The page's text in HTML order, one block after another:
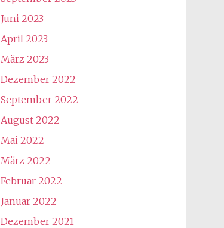
Juni 2023
April 2023
März 2023
Dezember 2022
September 2022
August 2022
Mai 2022
März 2022
Februar 2022
Januar 2022
Dezember 2021